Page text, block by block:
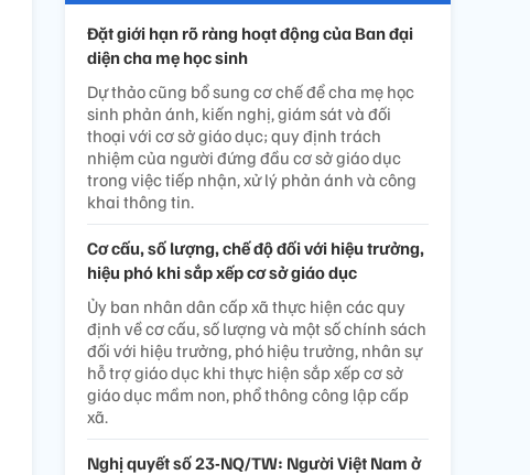
Đặt giới hạn rõ ràng hoạt động của Ban đại
diện cha mẹ học sinh
Dự thảo cũng bổ sung cơ chế để cha mẹ học
sinh phản ánh, kiến nghị, giám sát và đối
thoại với cơ sở giáo dục; quy định trách
nhiệm của người đứng đầu cơ sở giáo dục
trong việc tiếp nhận, xử lý phản ánh và công
khai thông tin.
Cơ cấu, số lượng, chế độ đối với hiệu trưởng,
hiệu phó khi sắp xếp cơ sở giáo dục
Ủy ban nhân dân cấp xã thực hiện các quy
định về cơ cấu, số lượng và một số chính sách
đối với hiệu trưởng, phó hiệu trưởng, nhân sự
hỗ trợ giáo dục khi thực hiện sắp xếp cơ sở
giáo dục mầm non, phổ thông công lập cấp
xã.
Nghị quyết số 23-NQ/TW: Người Việt Nam ở